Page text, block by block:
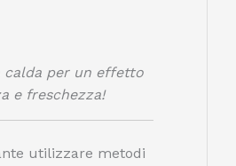
calda per un effetto
e freschezza!
utilizzare metodi